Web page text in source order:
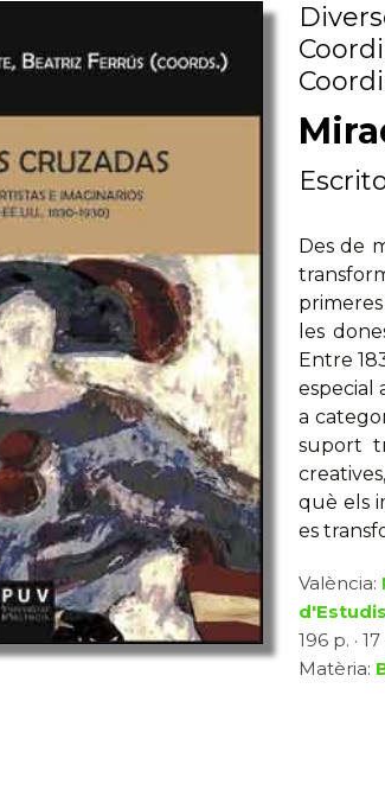
Des de
les
Entre
especial
a
suport
què els
es
València:
196 p. ·
Matèria: